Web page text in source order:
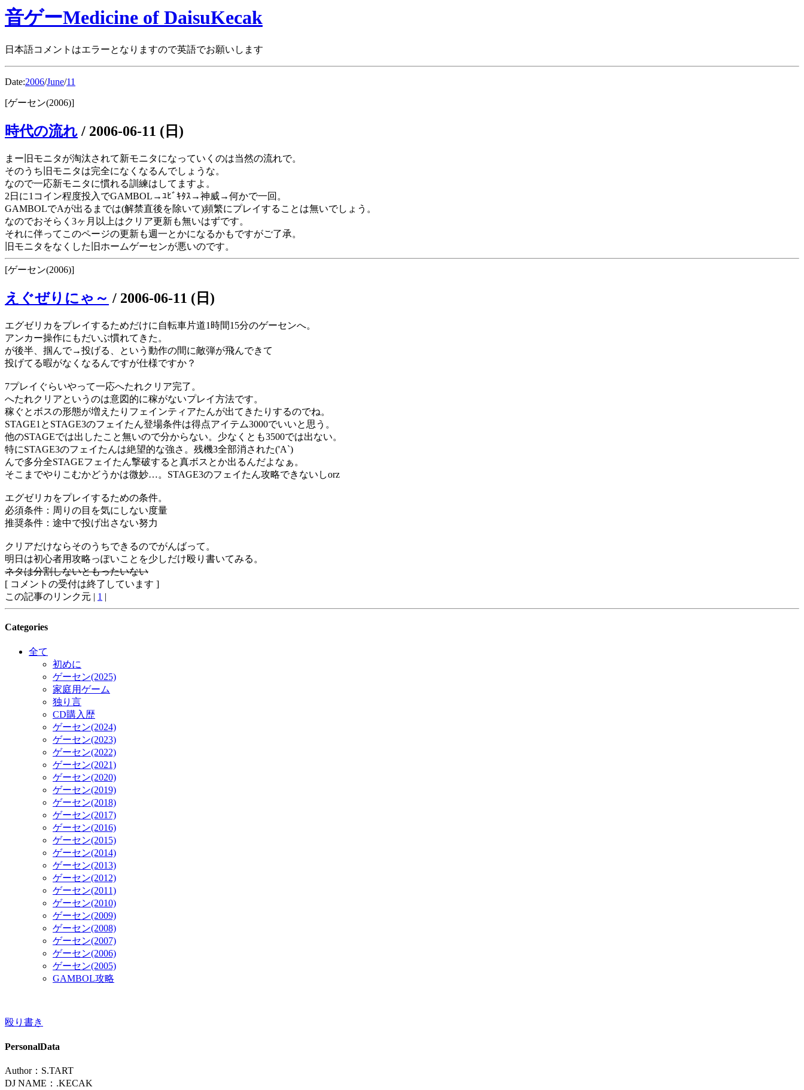
音ゲーMedicine of DaisuKecak
日本語コメントはエラーとなりますので英語でお願いします
Date:2006/June/11
[ゲーセン(2006)]
時代の流れ / 2006-06-11 (日)
まー旧モニタが淘汰されて新モニタになっていくのは当然の流れで。
そのうち旧モニタは完全になくなるんでしょうな。
なので一応新モニタに慣れる訓練はしてますよ。
2日に1コイン程度投入でGAMBOL→ﾕﾋﾞｷﾀｽ→神威→何かで一回。
GAMBOLでAが出るまでは(解禁直後を除いて)頻繁にプレイすることは無いでしょう。
なのでおそらく3ヶ月以上はクリア更新も無いはずです。
それに伴ってこのページの更新も週一とかになるかもですがご了承。
旧モニタをなくした旧ホームゲーセンが悪いのです。
[ゲーセン(2006)]
えぐぜりにゃ～ / 2006-06-11 (日)
エグゼリカをプレイするためだけに自転車片道1時間15分のゲーセンへ。
アンカー操作にもだいぶ慣れてきた。
が後半、掴んで→投げる、という動作の間に敵弾が飛んできて
投げてる暇がなくなるんですが仕様ですか？
7プレイぐらいやって一応へたれクリア完了。
へたれクリアというのは意図的に稼がないプレイ方法です。
稼ぐとボスの形態が増えたりフェインティアたんが出てきたりするのでね。
STAGE1とSTAGE3のフェイたん登場条件は得点アイテム3000でいいと思う。
他のSTAGEでは出したこと無いので分からない。少なくとも3500では出ない。
特にSTAGE3のフェイたんは絶望的な強さ。残機3全部消された('A`)
んで多分全STAGEフェイたん撃破すると真ボスとか出るんだよなぁ。
そこまでやりこむかどうかは微妙…。STAGE3のフェイたん攻略できないしorz
エグゼリカをプレイするための条件。
必須条件：周りの目を気にしない度量
推奨条件：途中で投げ出さない努力
クリアだけならそのうちできるのでがんばって。
明日は初心者用攻略っぽいことを少しだけ殴り書いてみる。
ネタは分割しないともったいない
[ コメントの受付は終了しています ]
この記事のリンク元 | 1 |
Categories
全て
初めに
ゲーセン(2025)
家庭用ゲーム
独り言
CD購入歴
ゲーセン(2024)
ゲーセン(2023)
ゲーセン(2022)
ゲーセン(2021)
ゲーセン(2020)
ゲーセン(2019)
ゲーセン(2018)
ゲーセン(2017)
ゲーセン(2016)
ゲーセン(2015)
ゲーセン(2014)
ゲーセン(2013)
ゲーセン(2012)
ゲーセン(2011)
ゲーセン(2010)
ゲーセン(2009)
ゲーセン(2008)
ゲーセン(2007)
ゲーセン(2006)
ゲーセン(2005)
GAMBOL攻略
殴り書き
PersonalData
Author：S.TART
DJ NAME：.KECAK